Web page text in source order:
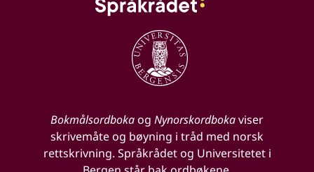
Bokmålsordbokaog Nynorskordbokaviser
skrivemåte og bøyning i tråd med norsk
rettskrivning. Språkrådet og Universitetet i